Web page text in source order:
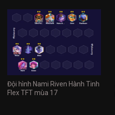
Đội hình Nami Riven Hành Tinh
Flex TFT mùa 17